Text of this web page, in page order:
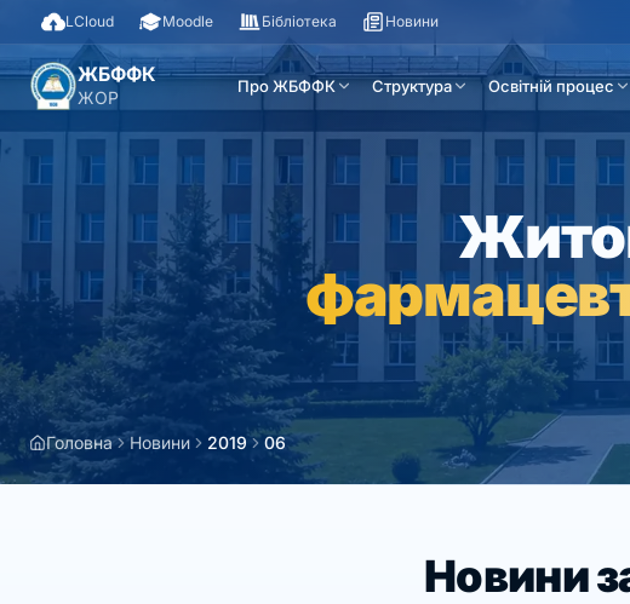
LCloud Moodle Бібліотека Новини
ЖБФФК
ЖОР
Про ЖБФФК Структура Освітній процес
Головна Новини 2019 06
Новини